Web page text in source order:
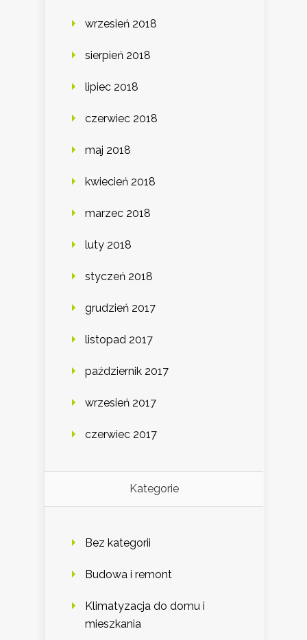
wrzesień 2018
sierpień 2018
lipiec 2018
czerwiec 2018
maj 2018
kwiecień 2018
marzec 2018
luty 2018
styczeń 2018
grudzień 2017
listopad 2017
październik 2017
wrzesień 2017
czerwiec 2017
Kategorie
Bez kategorii
Budowa i remont
Klimatyzacja do domu i
mieszkania